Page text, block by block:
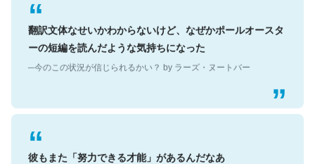
翻訳文体なせいかわからないけど、なぜかポールオースタ
ーの短編を読んだような気持ちになった
彼もまた「努力できる才能」があるんだなあ